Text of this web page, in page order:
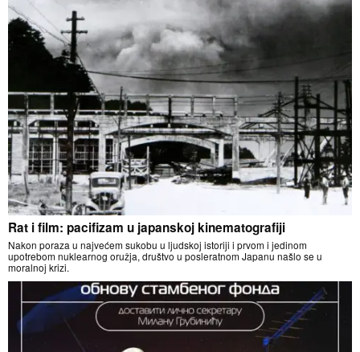
Rat i film: pacifizam u japanskoj kinematografiji
Nakon poraza u najvećem sukobu u ljudskoj istoriji i prvom i jedinom
upotrebom nuklearnog oružja, društvo u posleratnom Japanu našlo se u
moralnoj krizi.